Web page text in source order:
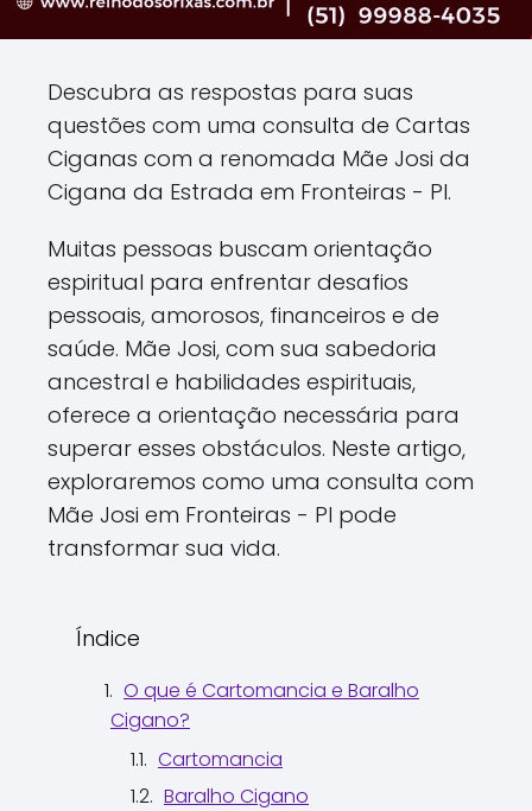
Descubra as respostas para suas
questões com uma consulta de Cartas
Ciganas com a renomada Mãe Josi da
Cigana da Estrada em Fronteiras - PI.
Muitas pessoas buscam orientação
espiritual para enfrentar desafios
pessoais, amorosos, financeiros e de
saúde. Mãe Josi, com sua sabedoria
ancestral e habilidades espirituais,
oferece a orientação necessária para
superar esses obstáculos. Neste artigo,
exploraremos como uma consulta com
Mãe Josi em Fronteiras - PI pode
transformar sua vida.
Índice
O que é Cartomancia e Baralho
Cigano?
Cartomancia
Baralho Cigano